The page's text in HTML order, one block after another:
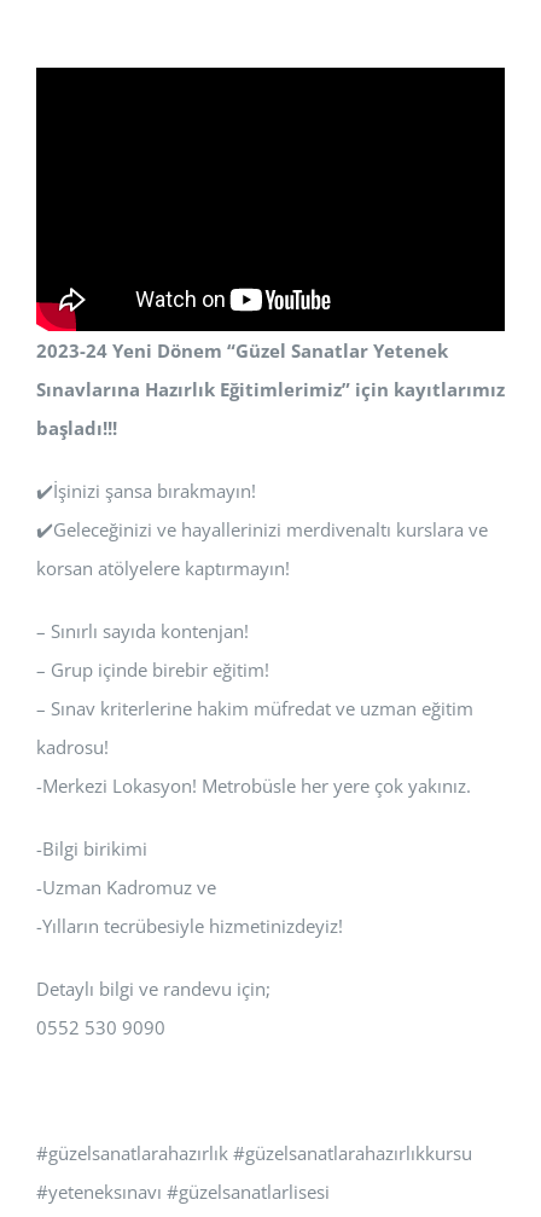
2023-24 Yeni Dönem “Güzel Sanatlar Yetenek
Sınavlarına Hazırlık Eğitimlerimiz” için kayıtlarımız
başladı!!!
✔️İşinizi şansa bırakmayın!
✔️Geleceğinizi ve hayallerinizi merdivenaltı kurslara ve
korsan atölyelere kaptırmayın!
– Sınırlı sayıda kontenjan!
– Grup içinde birebir eğitim!
– Sınav kriterlerine hakim müfredat ve uzman eğitim
kadrosu!
-Merkezi Lokasyon! Metrobüsle her yere çok yakınız.
-Bilgi birikimi
-Uzman Kadromuz ve
-Yılların tecrübesiyle hizmetinizdeyiz!
Detaylı bilgi ve randevu için;
0552 530 9090
#güzelsanatlarahazırlık #güzelsanatlarahazırlıkkursu
#yeteneksınavı #güzelsanatlarlisesi